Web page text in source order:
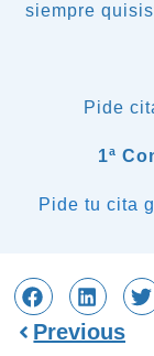
siempre
Pide
1ª
Pide tu cita
Previous